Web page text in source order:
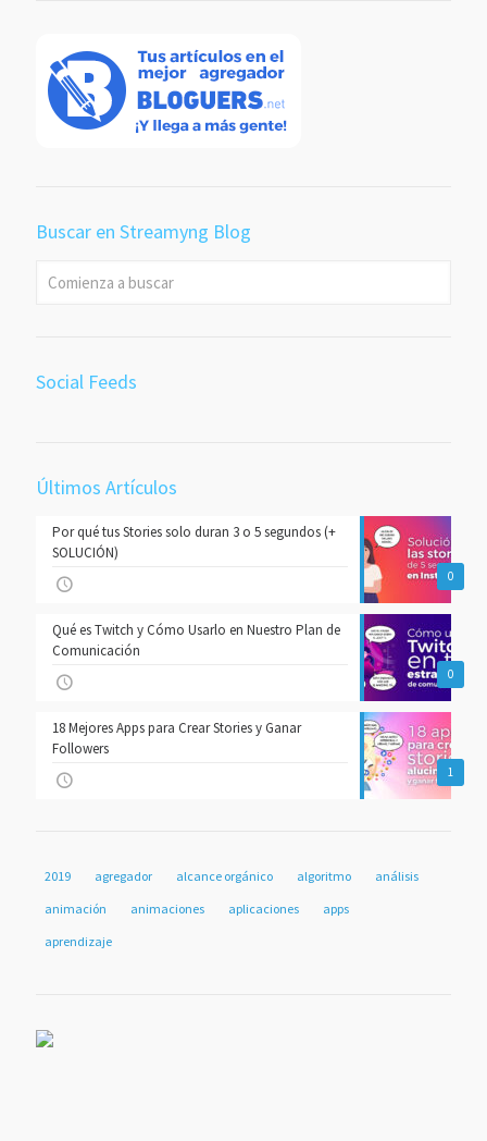
Buscar en Streamyng Blog
Social Feeds
Últimos Artículos
0
Por qué tus Stories solo duran 3 o 5 segundos (+
SOLUCIÓN)
0
Qué es Twitch y Cómo Usarlo en Nuestro Plan de
Comunicación
1
18 Mejores Apps para Crear Stories y Ganar
Followers
2019 agregador alcance orgánico algoritmo
análisis
animación
animaciones aplicaciones
apps
aprendizaje